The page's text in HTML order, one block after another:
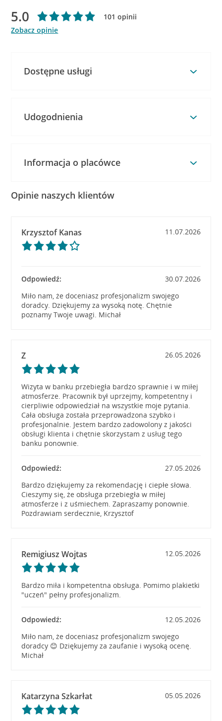
5.0
101 opinii
Zobacz opinie
Dostępne usługi
Udogodnienia
Informacja o placówce
Opinie naszych klientów
Krzysztof Kanas 11.07.2026
Odpowiedź:
30.07.2026
Miło nam, że doceniasz profesjonalizm swojego
doradcy. Dziękujemy za wysoką notę. Chętnie
poznamy Twoje uwagi. Michał
Z 26.05.2026
Wizyta w banku przebiegła bardzo sprawnie i w miłej
atmosferze. Pracownik był uprzejmy, kompetentny i
cierpliwie odpowiedział na wszystkie moje pytania.
Cała obsługa została przeprowadzona szybko i
profesjonalnie. Jestem bardzo zadowolony z jakości
obsługi klienta i chętnie skorzystam z usług tego
banku ponownie.
Odpowiedź:
27.05.2026
Bardzo dziękujemy za rekomendację i ciepłe słowa.
Cieszymy się, że obsługa przebiegła w miłej
atmosferze i z uśmiechem. Zapraszamy ponownie.
Pozdrawiam serdecznie, Krzysztof
Remigiusz Wojtas 12.05.2026
Bardzo miła i kompetentna obsługa. Pomimo plakietki
"uczeń" pełny profesjonalizm.
Odpowiedź:
12.05.2026
Miło nam, że doceniasz profesjonalizm swojego
doradcy 😊 Dziękujemy za zaufanie i wysoką ocenę.
Michał
Katarzyna Szkarłat 05.05.2026